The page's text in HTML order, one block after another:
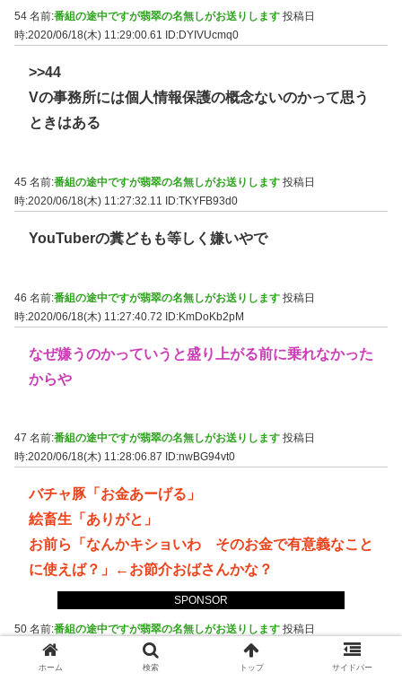
SPONSOR
54 名前:番組の途中ですが翡翠の名無しがお送りします 投稿日
時:2020/06/18(木) 11:29:00.61
ID:DYIVUcmq0
>>44
Vの事務所には個人情報保護の概念ないのかって思う
ときはある
45 名前:番組の途中ですが翡翠の名無しがお送りします 投稿日
時:2020/06/18(木) 11:27:32.11
ID:TKYFB93d0
YouTuberの糞どもも等しく嫌いやで
46 名前:番組の途中ですが翡翠の名無しがお送りします 投稿日
時:2020/06/18(木) 11:27:40.72 ID:KmDoKb2pM
なぜ嫌うのかっていうと盛り上がる前に乗れなかった
からや
47 名前:番組の途中ですが翡翠の名無しがお送りします 投稿日
時:2020/06/18(木) 11:28:06.87
ID:nwBG94vt0
バチャ豚「お金あーげる」
絵畜生「ありがと」
お前ら「なんかキショいわ そのお金で有意義なこと
に使えば？」←お節介おばさんかな？
50 名前:番組の途中ですが翡翠の名無しがお送りします 投稿日
時:2020/06/18(木) 11:28:32.51
ホーム 検索 トップ サイドバー